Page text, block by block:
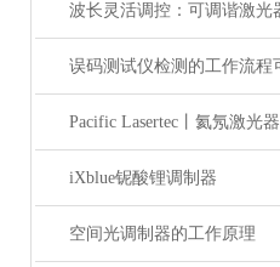
Pacific Lasertec丨氦氖激光器
iXblue铌酸锂调制器
空间光调制器的工作原理